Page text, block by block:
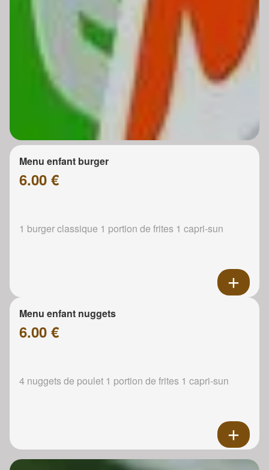
Menu enfant burger
6.00 €
1 burger classique 1 portion de frites 1 capri-sun
Menu enfant nuggets
6.00 €
4 nuggets de poulet 1 portion de frites 1 capri-sun